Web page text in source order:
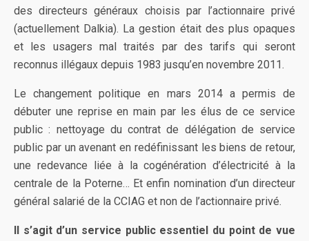
des directeurs généraux choisis par l’actionnaire privé
(actuellement Dalkia). La gestion était des plus opaques
et les usagers mal traités par des tarifs qui seront
reconnus illégaux depuis 1983 jusqu’en novembre 2011.
Le changement politique en mars 2014 a permis de
débuter une reprise en main par les élus de ce service
public : nettoyage du contrat de délégation de service
public par un avenant en redéfinissant les biens de retour,
une redevance liée à la cogénération d’électricité à la
centrale de la Poterne… Et enfin nomination d’un directeur
général salarié de la CCIAG et non de l’actionnaire privé.
Il s’agit d’un service public essentiel du point de vue